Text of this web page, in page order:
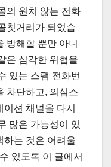
의 원치 않는 전화
칫거리가 되었습
방해할 뿐만 아니
은 심각한 위협을
있는 스팸 전화번
차단하고, 의심스
션 채널을 다시
많은 가능성이 있
하는 것은 어려울
있도록 이 글에서